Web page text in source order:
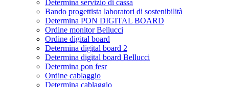
Determina servizio di cassa
Bando progettista laboratori di sostenibilità
Determina PON DIGITAL BOARD
Ordine monitor Bellucci
Ordine digital board
Determina digital board 2
Determina digital board Bellucci
Determina pon fesr
Ordine cablaggio
Determina cablaggio